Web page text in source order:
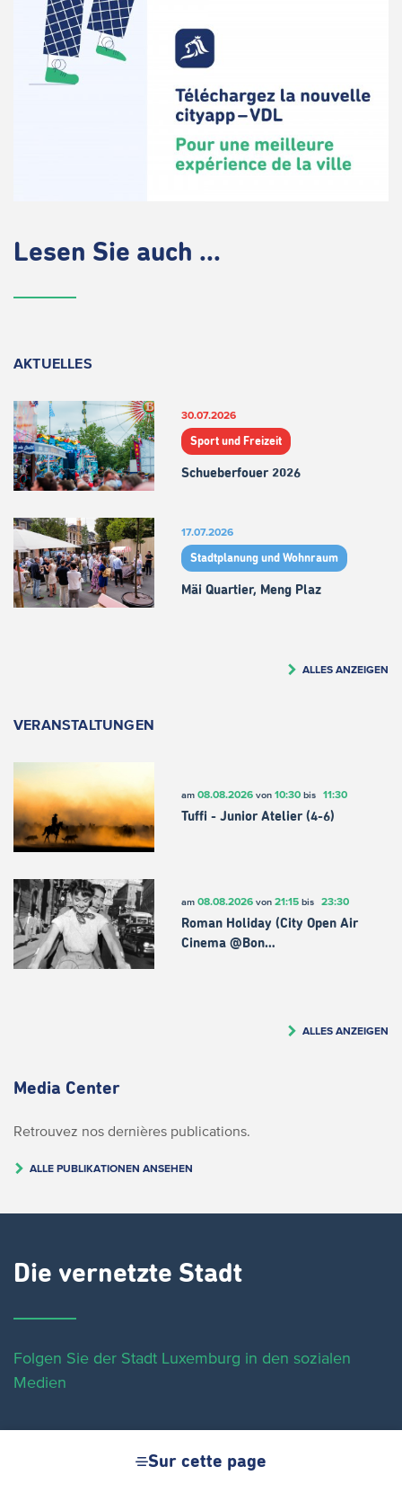
Sur cette page
Lesen Sie auch ...
AKTUELLES
30.07.2026
Sport und Freizeit
Schueberfouer 2026
17.07.2026
Stadtplanung und Wohnraum
Mäi Quartier, Meng Plaz
ALLES ANZEIGEN
VERANSTALTUNGEN
am 08.08.2026von 10:30bis 11:30
Tuffi - Junior Atelier (4-6)
am 08.08.2026von 21:15bis 23:30
Roman Holiday (City Open Air
Cinema @Bon…
ALLES ANZEIGEN
Media Center
Retrouvez nos dernières publications.
ALLE PUBLIKATIONEN ANSEHEN
Die vernetzte Stadt
Folgen Sie der Stadt Luxemburg in den sozialen
Medien